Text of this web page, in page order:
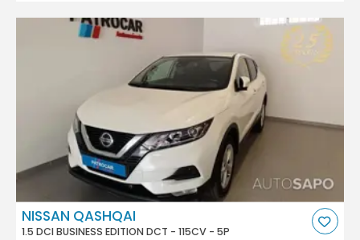
NISSAN QASHQAI
1.5 DCI BUSINESS EDITION DCT - 115CV - 5P